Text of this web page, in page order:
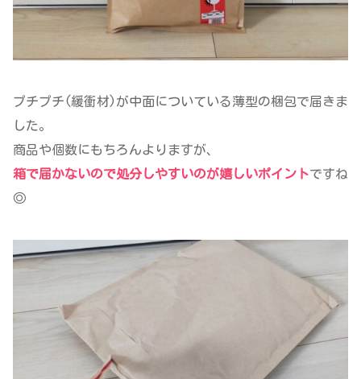
プチプチ(緩衝材)が中面についている薄型の梱包で届きま
した。
商品や個数にもちろんよりますが、
箱で届かないので処分しやすいのが嬉しいポイントですね
◎